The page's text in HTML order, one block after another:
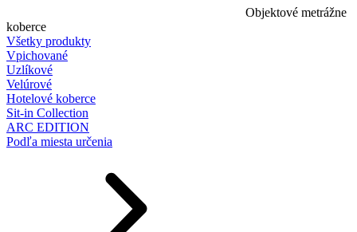
Objektové metrážne
koberce
Všetky produkty
Vpichované
Uzlíkové
Velúrové
Hotelové koberce
Sit-in Collection
ARC EDITION
Podľa miesta určenia